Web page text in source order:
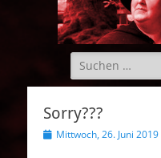
Suchen
nach:
Sorry???
Veröffentlicht
Mittwoch, 26. Juni 2019